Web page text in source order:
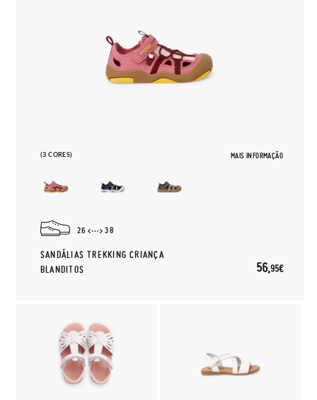
(3 CORES) MAIS INFORMAÇÃO
26 38
SANDÁLIAS TREKKING CRIANÇA
BLANDITOS
56,95€